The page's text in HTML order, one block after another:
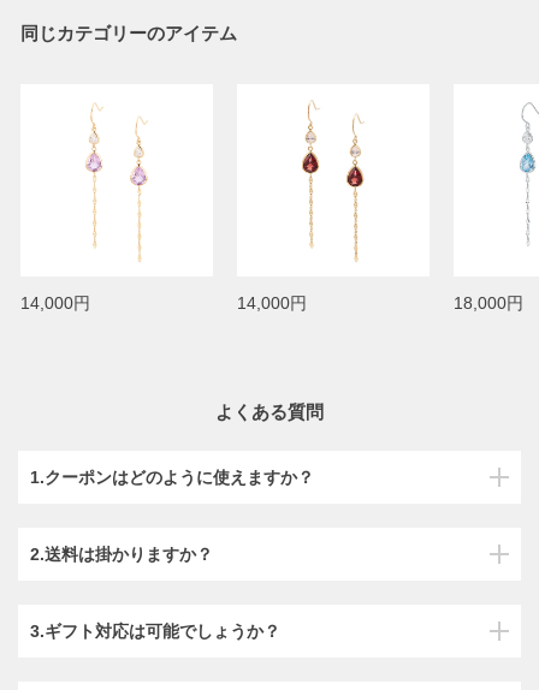
同じカテゴリーのアイテム
14,000円 14,000円 18,000円
よくある質問
1.クーポンはどのように使えますか？
2.送料は掛かりますか？
3.ギフト対応は可能でしょうか？